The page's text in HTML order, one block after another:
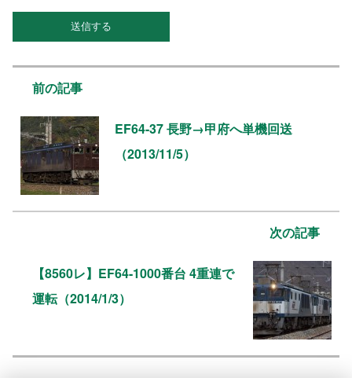
前の記事
EF64-37 長野→甲府へ単機回送
（2013/11/5）
次の記事
【8560レ】EF64-1000番台 4重連で
運転（2014/1/3）